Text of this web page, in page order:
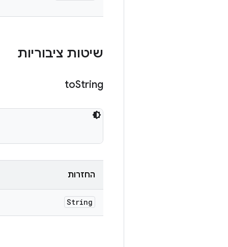
שיטות ציבוריות
toString
החזרות
String